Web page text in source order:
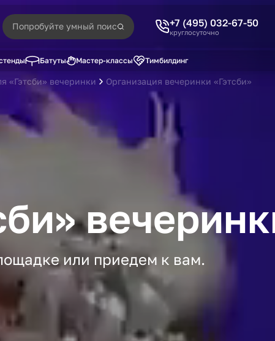
+7 (495) 032-67-50
круглосуточно
Батуты Мастер-классы Тимбилдинг
«Гэтсби» вечеринки Организация вечеринки «Гэтсби»
или приедем к вам.